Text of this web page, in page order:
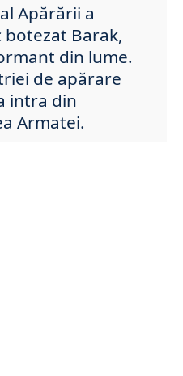
Apărării a
Barak,
din lume.
de apărare
intra din
Armatei.